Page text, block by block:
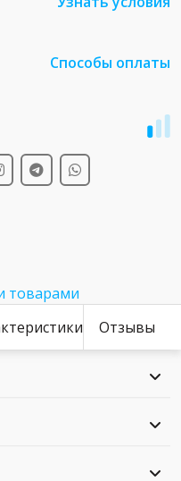
Способы оплаты
товарами
Отзывы